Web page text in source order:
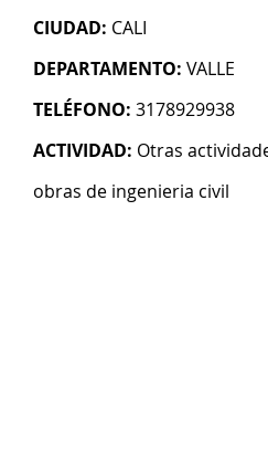
CIUDAD: CALI
DEPARTAMENTO: VALLE
TELÉFONO: 3178929938
ACTIVIDAD: Otras
obras de ingenieria civil